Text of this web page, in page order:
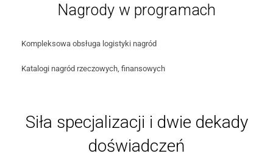
Nagrody w programach
Kompleksowa obsługa logistyki nagród
Katalogi nagród rzeczowych, finansowych
Siła specjalizacji i dwie dekady
doświadczeń